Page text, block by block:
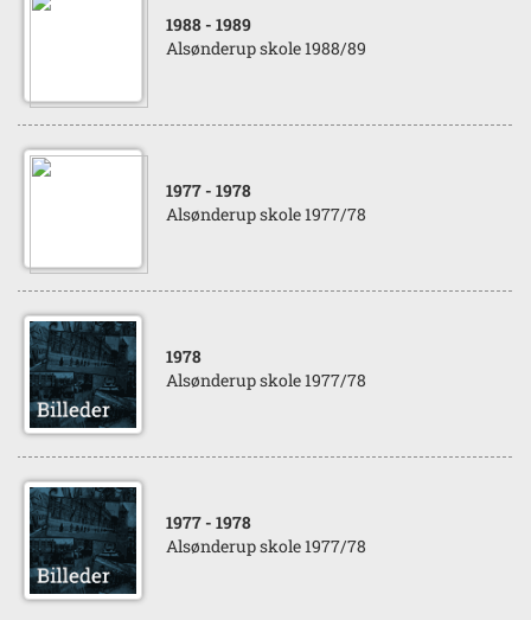
1988 - 1989
Alsønderup skole 1988/89
1977 - 1978
Alsønderup skole 1977/78
1978
Alsønderup skole 1977/78
1977 - 1978
Alsønderup skole 1977/78